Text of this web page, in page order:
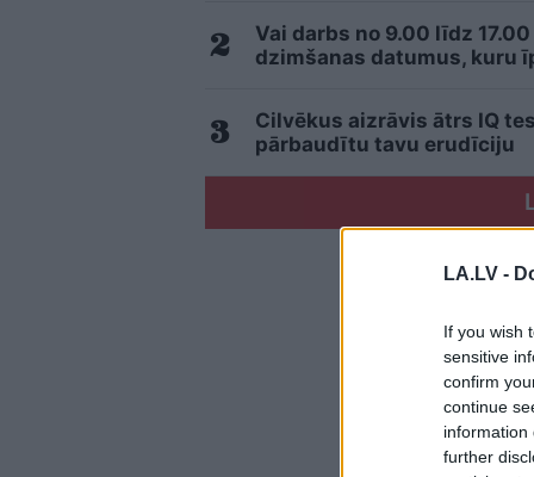
LA.LV -
If you wish
sensitive
confirm
continue
information
further
Vai darbs no 9.00 līdz
dzimšanas datumus, kuru
Cilvēkus aizrāvis ātrs IQ
pārbaudītu tavu erudīciju